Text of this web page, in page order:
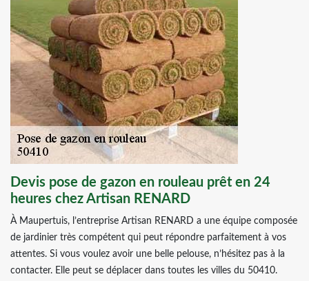
Devis pose de gazon en rouleau prêt en 24
heures chez Artisan RENARD
À Maupertuis, l’entreprise Artisan RENARD a une équipe composée
de jardinier très compétent qui peut répondre parfaitement à vos
attentes. Si vous voulez avoir une belle pelouse, n’hésitez pas à la
contacter. Elle peut se déplacer dans toutes les villes du 50410.